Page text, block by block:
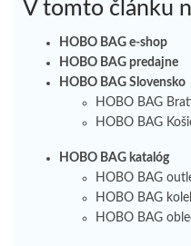
V tomto článku
HOBO BAG e-shop
HOBO BAG predajne
HOBO BAG Slovensko
HOBO BAG
HOBO BAG
HOBO BAG katalóg
HOBO BAG
HOBO BAG
HOBO BAG